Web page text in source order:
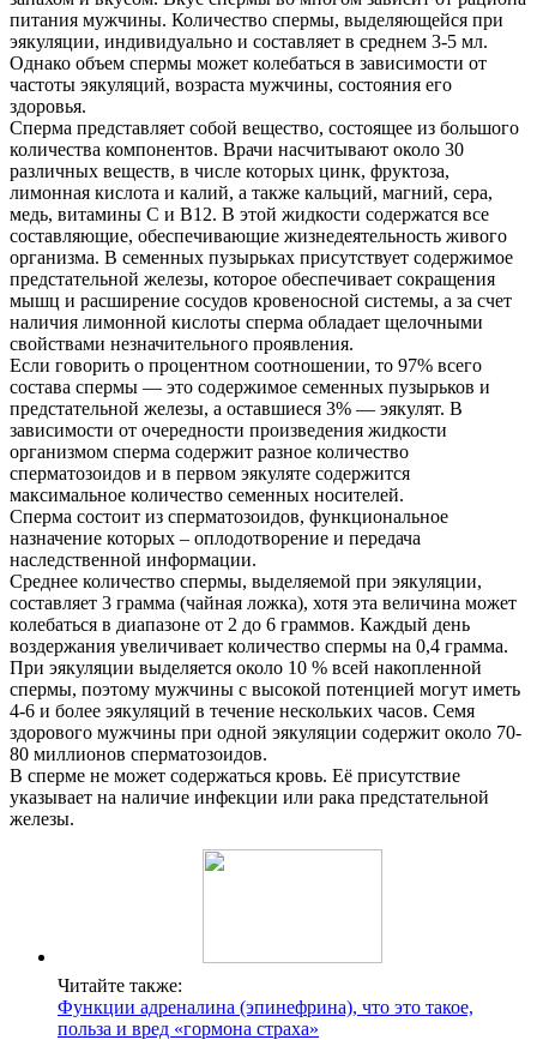
питания мужчины. Количество спермы, выделяющейся при
эякуляции, индивидуально и составляет в среднем 3-5 мл.
Однако объем спермы может колебаться в зависимости от
частоты эякуляций, возраста мужчины, состояния его
здоровья.
Сперма представляет собой вещество, состоящее из большого
количества компонентов. Врачи насчитывают около 30
различных веществ, в числе которых цинк, фруктоза,
лимонная кислота и калий, а также кальций, магний, сера,
медь, витамины С и B12. В этой жидкости содержатся все
составляющие, обеспечивающие жизнедеятельность живого
организма. В семенных пузырьках присутствует содержимое
предстательной железы, которое обеспечивает сокращения
мышц и расширение сосудов кровеносной системы, а за счет
наличия лимонной кислоты сперма обладает щелочными
свойствами незначительного проявления.
Если говорить о процентном соотношении, то 97% всего
состава спермы — это содержимое семенных пузырьков и
предстательной железы, а оставшиеся 3% — эякулят. В
зависимости от очередности произведения жидкости
организмом сперма содержит разное количество
сперматозоидов и в первом эякуляте содержится
максимальное количество семенных носителей.
Сперма состоит из сперматозоидов, функциональное
назначение которых – оплодотворение и передача
наследственной информации.
Среднее количество спермы, выделяемой при эякуляции,
составляет 3 грамма (чайная ложка), хотя эта величина может
колебаться в диапазоне от 2 до 6 граммов. Каждый день
воздержания увеличивает количество спермы на 0,4 грамма.
При эякуляции выделяется около 10 % всей накопленной
спермы, поэтому мужчины с высокой потенцией могут иметь
4-6 и более эякуляций в течение нескольких часов. Семя
здорового мужчины при одной эякуляции содержит около 70-
80 миллионов сперматозоидов.
В сперме не может содержаться кровь. Её присутствие
указывает на наличие инфекции или рака предстательной
железы.
Читайте также:
Функции адреналина (эпинефрина), что это такое,
польза и вред «гормона страха»